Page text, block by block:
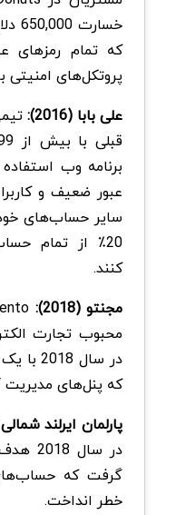
که تمام رمزهای
پروتکل‌های امنیتی
علی بابا (2016):
برنامه وب
عبور ضعیف و
سایر حساب‌های خود
20٪ از تمام
کنند.
مجنتو (2018):
محبوب تجارت
در سال
که پنل‌های مدیریت
پارلمان ایرلند شمالی
در
گرفت که
خطر انداخت.